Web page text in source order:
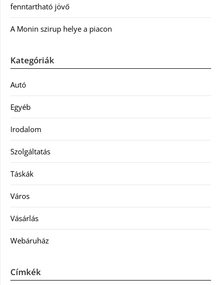
fenntartható jövő
A Monin szirup helye a piacon
Kategóriák
Autó
Egyéb
Irodalom
Szolgáltatás
Táskák
Város
Vásárlás
Webáruház
Címkék